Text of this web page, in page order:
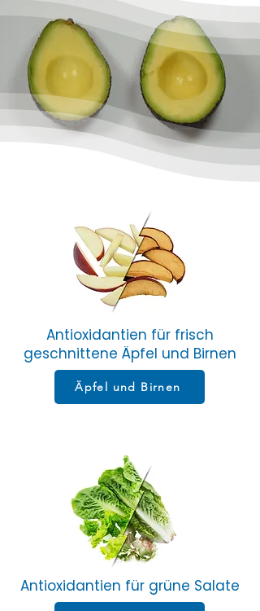
Antioxidantien für frisch
geschnittene Äpfel und Birnen
Äpfel und Birnen
Antioxidantien für grüne Salate